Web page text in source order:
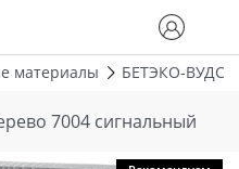
материалы БЕТЭКО-
7004 сигнальный